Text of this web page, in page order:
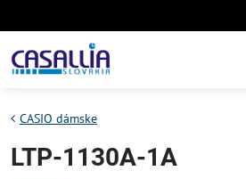
CASIO dámske
LTP-1130A-1A